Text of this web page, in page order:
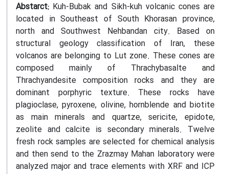
Abstarct: Kuh-Bubak and Sikh-kuh volcanic cones are
located in Southeast of South Khorasan province,
north and Southwest Nehbandan city. Based on
structural geology classification of Iran, these
volcanos are belonging to Lut zone. These cones are
composed mainly of Thrachybasalte and
Thrachyandesite composition rocks and they are
dominant porphyric texture. These rocks have
plagioclase, pyroxene, olivine, hornblende and biotite
as main minerals and quartze, sericite, epidote,
zeolite and calcite is secondary minerals. Twelve
fresh rock samples are selected for chemical analysis
and then send to the Zrazmay Mahan laboratory were
analyzed major and trace elements with XRF and ICP